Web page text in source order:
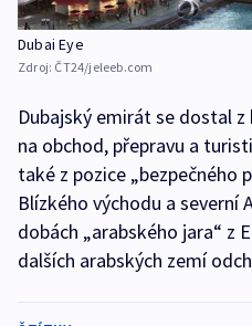
Dubai Eye
Zdroj: ČT24/jeleeb.com
Dubajský emirát se dostal
na obchod, přepravu a
také z pozice „bezpečného
Blízkého východu a severní
dobách „arabského jara“ z
dalších arabských zemí